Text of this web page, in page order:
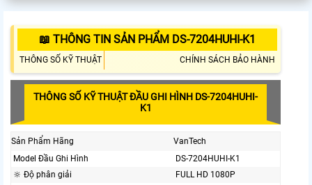
📖 THÔNG TIN SẢN PHẨM DS-7204HUHI-K1
THÔNG SỐ KỸ THUẬT CHÍNH SÁCH BẢO HÀNH
THÔNG SỐ KỸ THUẬT ĐẦU GHI HÌNH DS-7204HUHI-
K1
Sản Phẩm Hãng
VanTech
Model Đầu Ghi Hình
DS-7204HUHI-K1
🔆 Độ phân giải
FULL HD 1080P